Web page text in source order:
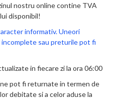
nostru online contine TVA
disponibil!
informativ. Uneori
sau preturile pot fi
in fiecare zi la ora 06:00
pot fi returnate in termen de
debitate si a celor aduse la